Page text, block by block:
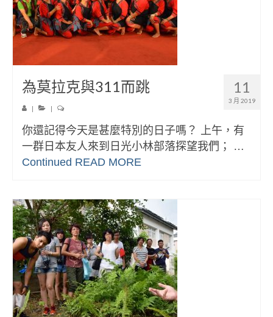
11
3 月 2019
為莫拉克與311而跳
| |
你還記得今天是甚麼特別的日子嗎？ 上午，有
一群日本友人來到日光小林部落探望我們； …
Continued READ MORE